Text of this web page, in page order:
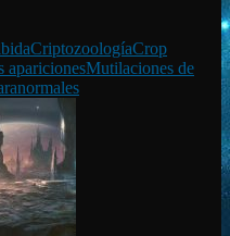
CriptozoologíaCrop
aparicionesMutilaciones de